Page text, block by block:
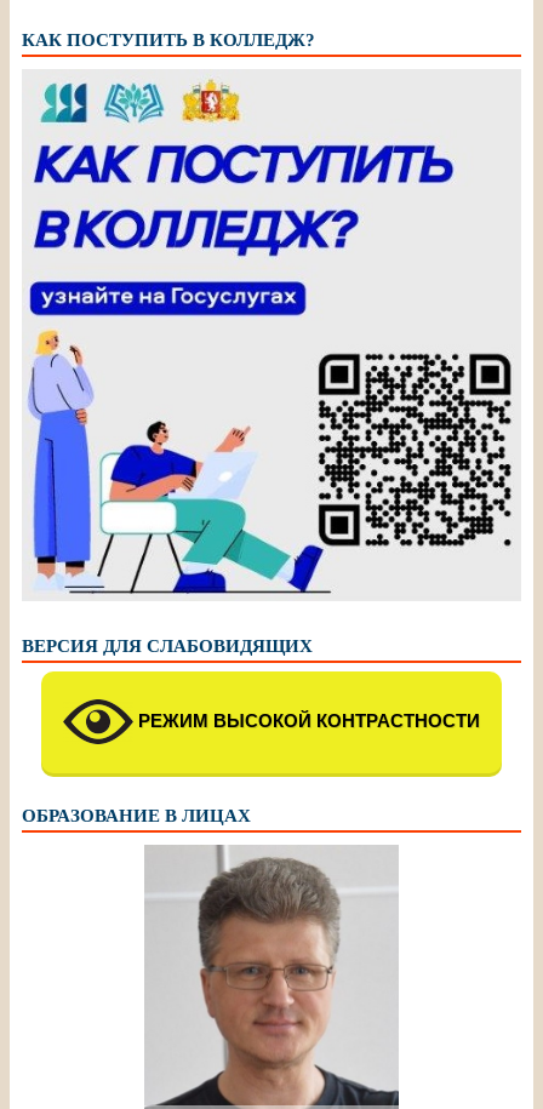
КАК ПОСТУПИТЬ В КОЛЛЕДЖ?
ВЕРСИЯ ДЛЯ СЛАБОВИДЯЩИХ
РЕЖИМ ВЫСОКОЙ КОНТРАСТНОСТИ
ОБРАЗОВАНИЕ В ЛИЦАХ